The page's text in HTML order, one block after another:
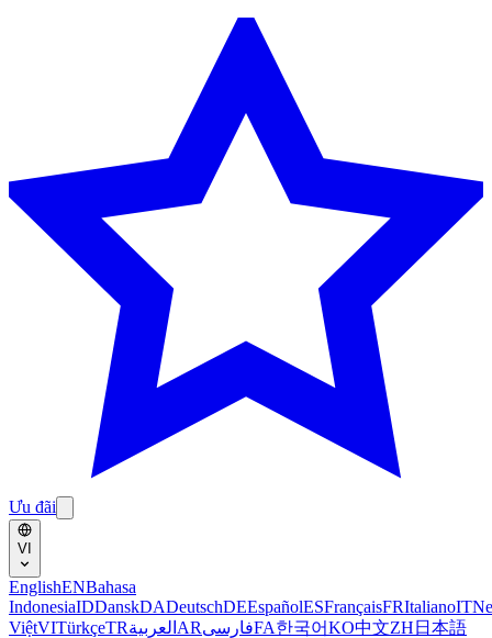
Ưu đãi
VI
EnglishENBahasa
IndonesiaIDDanskDADeutschDEEspañolESFrançaisFRItalianoIT
ViệtVITürkçeTRالعربية ARفارسیFA한국어KO中文ZH 日本語